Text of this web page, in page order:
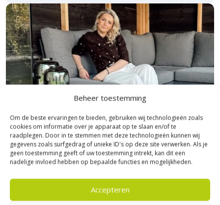
Beheer toestemming
Om de beste ervaringen te bieden, gebruiken wij technologieën zoals
cookies om informatie over je apparaat op te slaan en/of te
raadplegen. Door in te stemmen met deze technologieën kunnen wij
gegevens zoals surfgedrag of unieke ID's op deze site verwerken. Als je
geen toestemming geeft of uw toestemming intrekt, kan dit een
nadelige invloed hebben op bepaalde functies en mogelijkheden.
Accepteren
Bezoek Experience Centre XXL
Heerde!
Bijna het gehele Kijlstra assortiment vind je in het